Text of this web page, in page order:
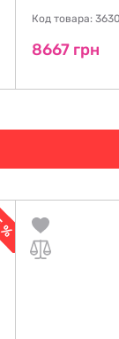
Код товара:
8667 грн